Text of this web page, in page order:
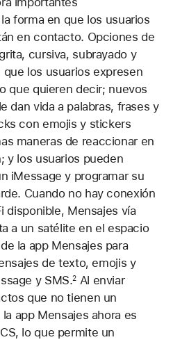
forma en que los usuarios
en contacto. Opciones de
cursiva, subrayado y
los usuarios expresen
que quieren decir; nuevos
dan vida a palabras, frases y
con emojis y stickers
maneras de reaccionar en
y los usuarios pueden
iMessage y programar su
Cuando no hay conexión
disponible, Mensajes vía
a un satélite en el espacio
la app Mensajes para
de texto, emojis y
y SMS.2 Al enviar
que no tienen un
app Mensajes ahora es
lo que permite un